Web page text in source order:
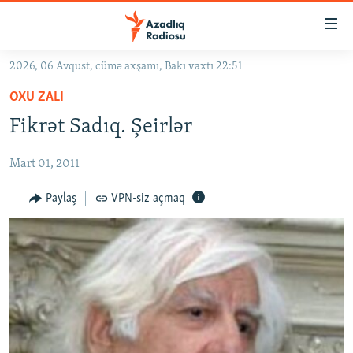
Əsas
qayıt
Əsas
qayıt
#İZAHLA
KORRUPSIOMETR
#ƏSLINDƏ
FƏRQƏ BAX
QANUNI DOĞRU
ARAŞDIRMA
MULTIMEDIA
VIDEO
FOTOQALEREYA
RADIO ARXIV
OXU ZALI
HAQQIMIZDA
2026, 06 Avqust, cümə axşamı, Bakı vaxtı 22:51
OXU ZALI
Fikrət Sadıq. Şeirlər
Mart 01, 2011
Paylaş VPN-siz açmaq